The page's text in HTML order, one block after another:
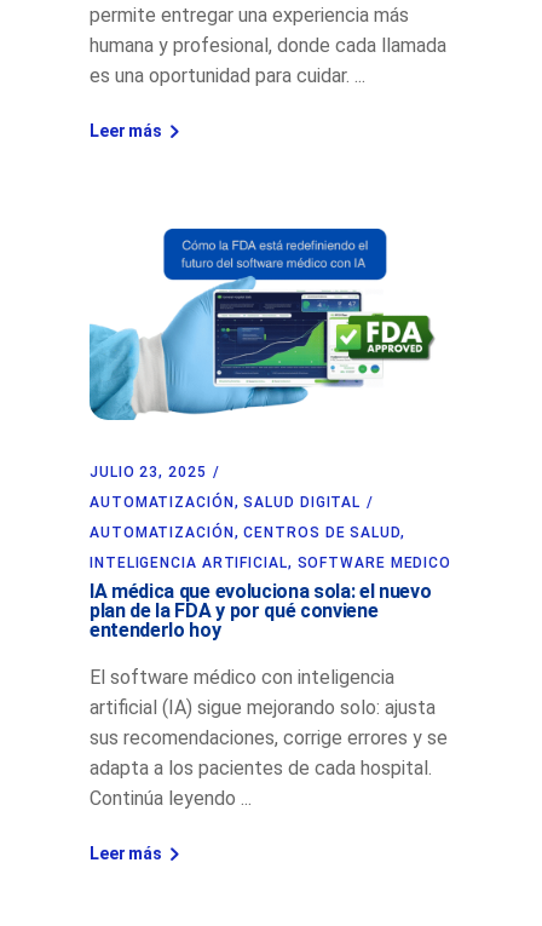
permite entregar una experiencia más
humana y profesional, donde cada llamada
es una oportunidad para cuidar.
Leer más
JULIO 23, 2025
AUTOMATIZACIÓN,SALUD DIGITAL
AUTOMATIZACIÓN,CENTROS DE SALUD,
INTELIGENCIA ARTIFICIAL, SOFTWARE MEDICO
IA médica que evoluciona sola: el nuevo
plan de la FDA y por qué conviene
entenderlo hoy
El software médico con inteligencia
artificial (IA) sigue mejorando solo: ajusta
sus recomendaciones, corrige errores y se
adapta a los pacientes de cada hospital.
Continúa leyendo
Leer más